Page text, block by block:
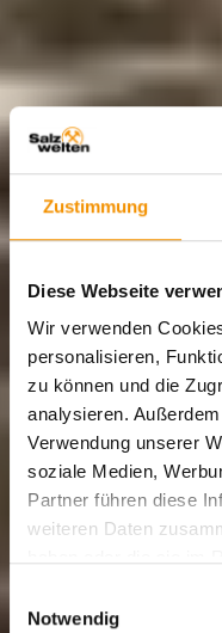
Zustimmung
Diese Webseite
Wir verwenden
personalisieren,
zu können und die
analysieren.
Verwendung unserer
soziale Medien,
Partner führen diese
weiteren Daten
Notwendig